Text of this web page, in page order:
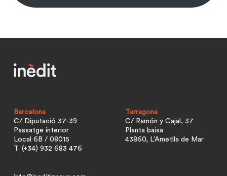
Barcelona
C/ Diputació 37-39
Passatge interior
Local 6B / 08015
T. (+34) 932 683 476
Tarragona
C/ Ramón y Cajal, 37
Planta baixa
43860, L’Ametlla de Mar